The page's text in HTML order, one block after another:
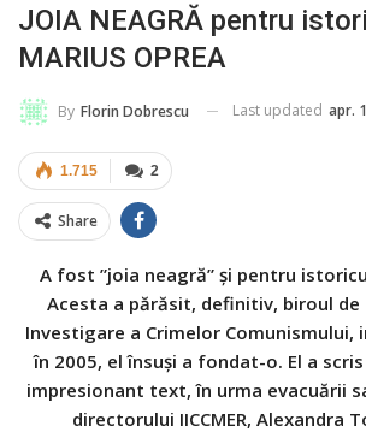
JOIA NEAGRĂ pentru
MARIUS OPREA
By Florin Dobrescu Last updated apr.
2
1.715
Share
A fost ”joia neagră” și pentru
Acesta a părăsit, definitiv, biroul
Investigare a Crimelor Comunismului,
în 2005, el însuși a fondat-o. El a
impresionant text, în urma evacuării
directorului IICCMER, Alexandra